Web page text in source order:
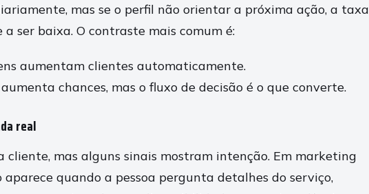
mas se o perfil não orientar a próxima ação, a taxa
ser baixa. O contraste mais comum é:
aumentam clientes automaticamente.
chances, mas o fluxo de decisão é o que converte.
real
cliente, mas alguns sinais mostram intenção. Em marketing
aparece quando a pessoa pergunta detalhes do serviço,